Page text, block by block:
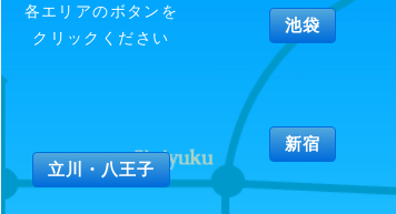
各エリアのボタンを
クリックください
立川・八王子
池袋
新宿